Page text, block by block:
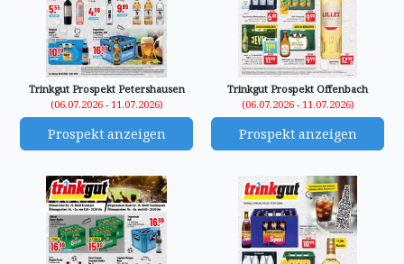
Trinkgut Prospekt Petershausen
(06.07.2026 - 11.07.2026)
Prospekt anzeigen
Trinkgut Prospekt Offenbach
(06.07.2026 - 11.07.2026)
Prospekt anzeigen